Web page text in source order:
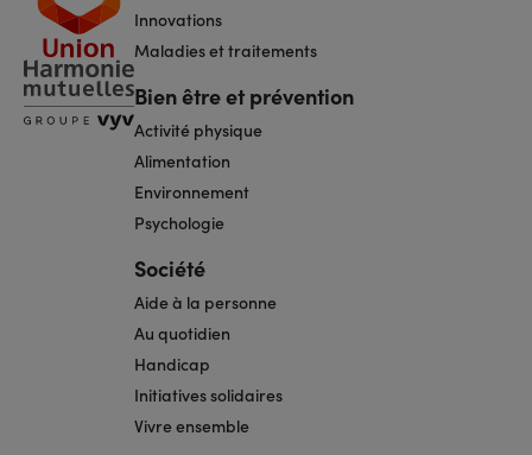
page
Innovations
Maladies et traitements
Bien être et prévention
Activité physique
Alimentation
Environnement
Psychologie
Société
Aide à la personne
Au quotidien
Handicap
Initiatives solidaires
Vivre ensemble